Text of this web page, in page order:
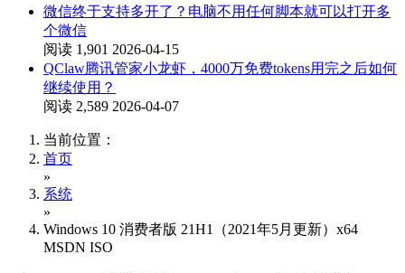
微信终于支持多开了？电脑不用任何脚本就可以打开多
个微信
阅读 1,901 2026-04-15
QClaw腾讯管家小龙虾，4000万免费tokens用完之后如何
继续使用？
阅读 2,589 2026-04-07
当前位置：
首页
»
系统
»
Windows 10 消费者版 21H1（2021年5月更新）x64
MSDN ISO